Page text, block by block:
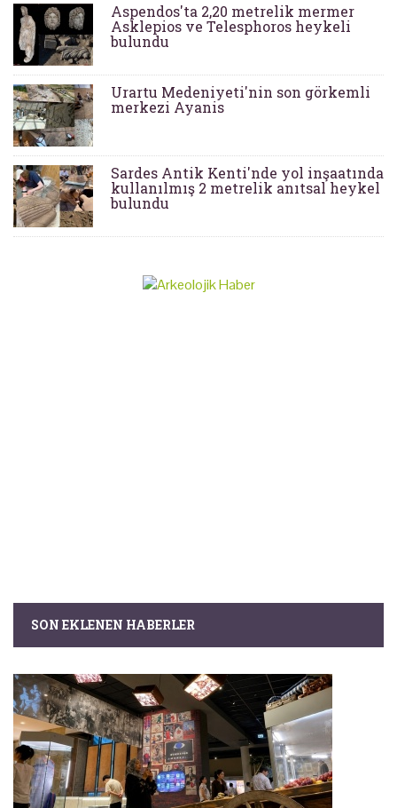
Aspendos'ta 2,20 metrelik mermer
Asklepios ve Telesphoros heykeli
bulundu
Urartu Medeniyeti'nin son görkemli
merkezi Ayanis
Sardes Antik Kenti'nde yol inşaatında
kullanılmış 2 metrelik anıtsal heykel
bulundu
SON EKLENEN HABERLER